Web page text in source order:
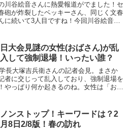
川谷絵音さんに熱愛報道がでました！セ
砲が炸裂したベッキーさん、同じく文春
に続いて3人目ですね！今回川谷絵音さ
日大会見謎の女性(おばさん)が乱
入して強制退場！いったい誰？
長大塚吉兵衛さんの記者会見。まさか
者に交じって乱入しており、強制退場を
っぱり何か起きるのね。女性は「おま
ノンストップ！キーワードは？2
月8日2/8版！春の訪れ